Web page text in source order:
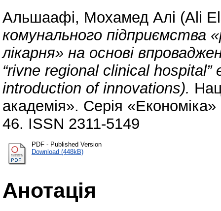
Альшаафі, Мохамед Алі (Ali
комунального підприємства
лікарня» на основі
“rivne regional clinical
introduction of innovations).
академія». Серія
46. ISSN 2311-5149
PDF - Published Version
Download (448kB)
Анотація